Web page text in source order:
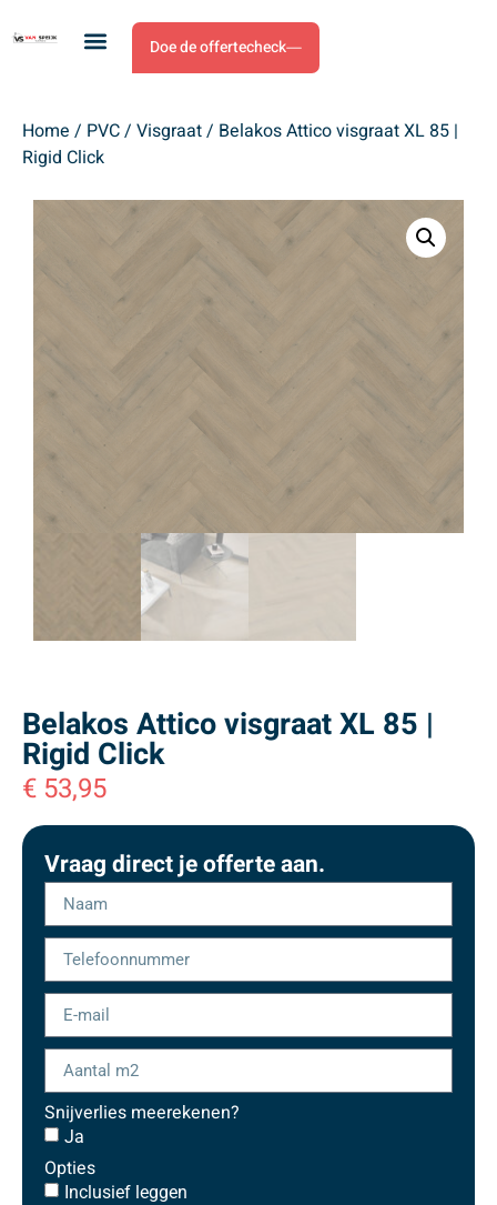
Doe de offertecheck
Home / PVC/ Visgraat/ Belakos Attico visgraat XL 85 |
Rigid Click
Belakos Attico visgraat XL 85 |
Rigid Click
€ 53,95
Vraag direct je offerte aan.
Snijverlies meerekenen?
Ja
Opties
Inclusief leggen